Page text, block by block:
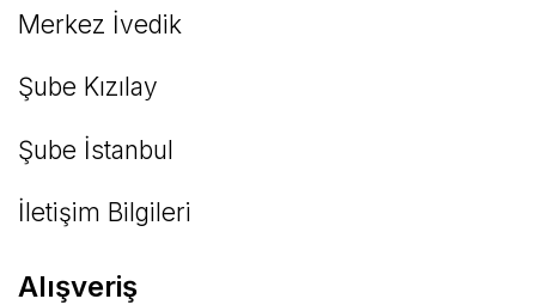
Merkez İvedik
Şube Kızılay
Şube İstanbul
İletişim Bilgileri
Alışveriş